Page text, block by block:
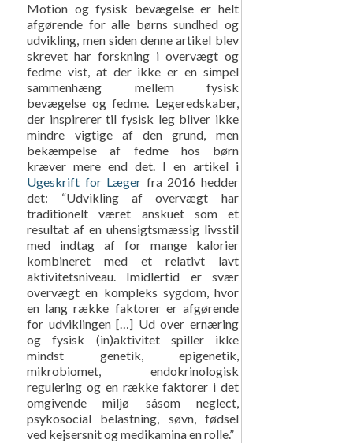
Motion og fysisk bevægelse er helt
afgørende for alle børns sundhed og
udvikling, men siden denne artikel blev
skrevet har forskning i overvægt og
fedme vist, at der ikke er en simpel
sammenhæng mellem fysisk
bevægelse og fedme. Legeredskaber,
der inspirerer til fysisk leg bliver ikke
mindre vigtige af den grund, men
bekæmpelse af fedme hos børn
kræver mere end det. I en artikel i
Ugeskrift for Læger fra 2016 hedder
det: “Udvikling af overvægt har
traditionelt været anskuet som et
resultat af en uhensigtsmæssig livsstil
med indtag af for mange kalorier
kombineret med et relativt lavt
aktivitetsniveau. Imidlertid er svær
overvægt en kompleks sygdom, hvor
en lang række faktorer er afgørende
for udviklingen […] Ud over ernæring
og fysisk (in)aktivitet spiller ikke
mindst genetik, epigenetik,
mikrobiomet, endokrinologisk
regulering og en række faktorer i det
omgivende miljø såsom neglect,
psykosocial belastning, søvn, fødsel
ved kejsersnit og medikamina en rolle.”